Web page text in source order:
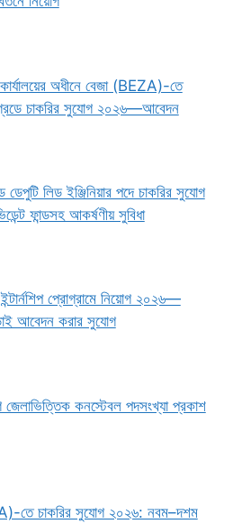
কার্যালয়ের অধীনে বেজা (BEZA)-তে
চাকরির সুযোগ ২০২৬—আবেদন
ডেপুটি লিড ইঞ্জিনিয়ার পদে চাকরির সুযোগ
ফান্ডসহ আকর্ষণীয় সুবিধা
ইন্টার্নশিপ প্রোগ্রামে নিয়োগ ২০২৬—
আবেদন করার সুযোগ
জেলাভিত্তিক কনস্টেবল পদসংখ্যা প্রকাশ
তে চাকরির সুযোগ ২০২৬: নবম–দশম